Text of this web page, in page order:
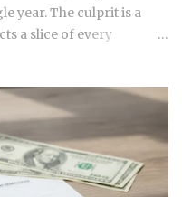
dens...
year. The culprit is a
a slice of every
with confidence
you never saw
for most
your estimated
divide by 12, and